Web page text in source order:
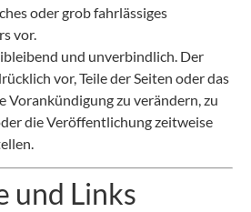
oder grob fahrlässiges
vor.
und unverbindlich. Der
vor, Teile der Seiten oder das
Vorankündigung zu verändern, zu
die Veröffentlichung zeitweise
und Links